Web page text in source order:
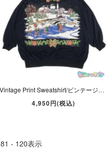
Vintage Print Sweatshirt/ビンテージプリントスウェット/トレーナー・古着・ブラック・Cristmas/クリスマス・Ice Skating Rink・TURTLE BAY
4,950円(税込)
81 - 120表示